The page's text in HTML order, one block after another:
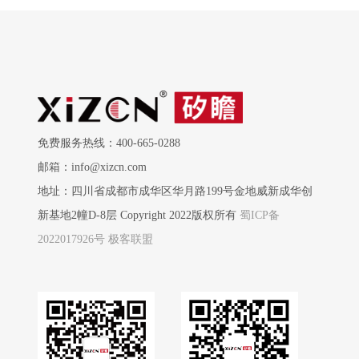
免费服务热线：400-665-0288
邮箱：info@xizcn.com
地址：四川省成都市成华区华月路199号金地威新成华创
新基地2幢D-8层 Copyright 2022版权所有蜀ICP备
2022017926号 极客联盟